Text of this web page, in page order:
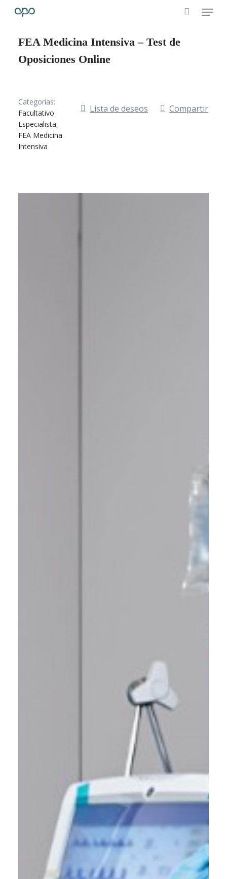
Skip
content
Menu
FEA Medicina Intensiva – Test de
Oposiciones Online
Categorías:
Facultativo
Especialista,
FEA Medicina
Intensiva
Lista de deseos Compartir